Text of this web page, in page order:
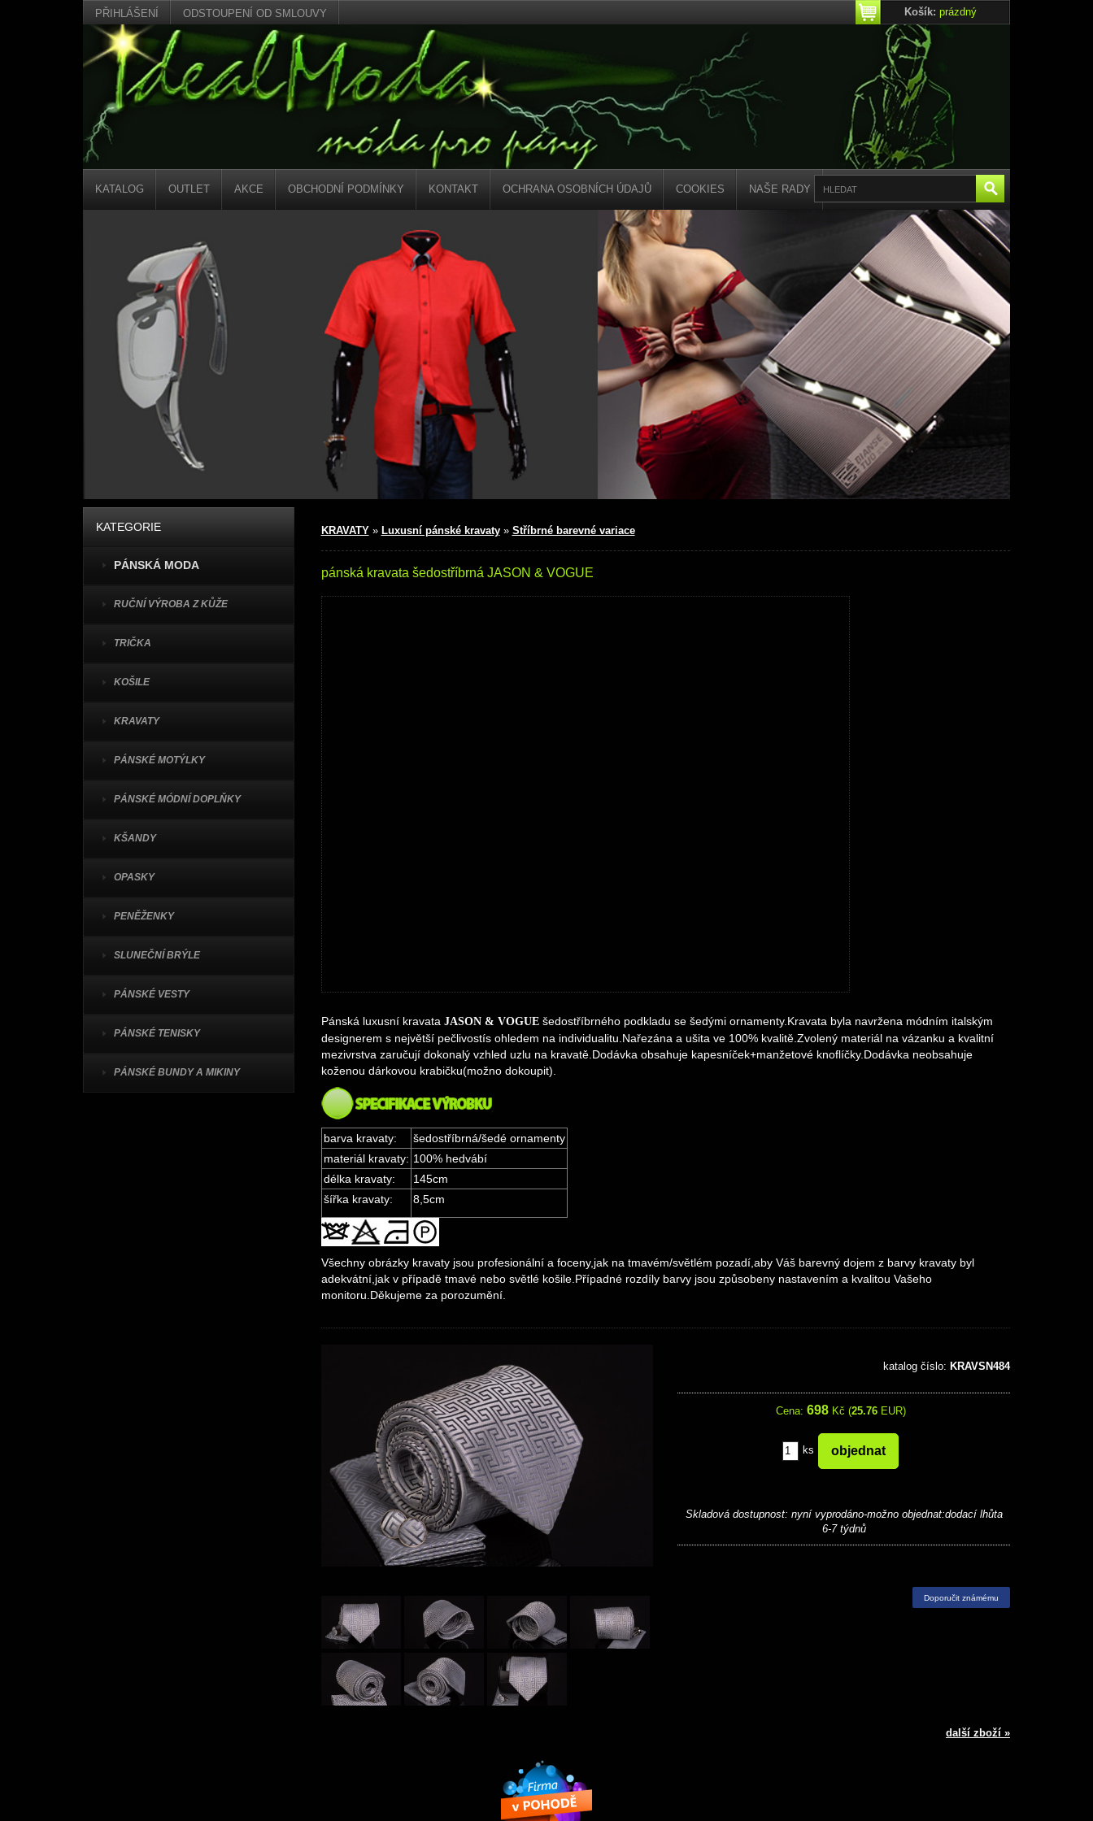
PŘIHLÁŠENÍ ODSTOUPENÍ OD SMLOUVY Košík: prázdný
KATALOG OUTLET AKCE OBCHODNÍ PODMÍNKY KONTAKT OCHRANA OSOBNÍCH ÚDAJŮ COOKIES NAŠE RADY
KATEGORIE
PÁNSKÁ MODA
RUČNÍ VÝROBA Z KŮŽE
TRIČKA
KOŠILE
KRAVATY
PÁNSKÉ MOTÝLKY
PÁNSKÉ MÓDNÍ DOPLŇKY
KŠANDY
OPASKY
PENĚŽENKY
SLUNEČNÍ BRÝLE
PÁNSKÉ VESTY
PÁNSKÉ TENISKY
PÁNSKÉ BUNDY A MIKINY
KRAVATY» Luxusní pánské kravaty» Stříbrné barevné variace
pánská kravata šedostříbrná JASON & VOGUE
Pánská luxusní kravata JASON & VOGUEšedostříbrného podkladu se šedými ornamenty.Kravata byla navržena módním italským
designerem s největší pečlivostís ohledem na individualitu.Nařezána a ušita ve 100% kvalitě.Zvolený materiál na vázanku a kvalitní
mezivrstva zaručují dokonalý vzhled uzlu na kravatě.Dodávka obsahuje kapesníček+manžetové knoflíčky.Dodávka neobsahuje
koženou dárkovou krabičku(možno dokoupit).
barva kravaty:
šedostříbrná/šedé ornamenty
materiál kravaty: 100% hedvábí
délka kravaty:
145cm
šířka kravaty:
8,5cm
Všechny obrázky kravaty jsou profesionální a foceny,jak na tmavém/světlém pozadí,aby Váš barevný dojem z barvy kravaty byl
adekvátní,jak v případě tmavé nebo světlé košile.Případné rozdíly barvy jsou způsobeny nastavením a kvalitou Vašeho
monitoru.Děkujeme za porozumění.
katalog číslo: KRAVSN484
Cena: 698 Kč (25.76EUR)
ks
Skladová dostupnost: nyní vyprodáno-možno objednat:dodací lhůta
6-7 týdnů
Doporučit známému
další zboží »